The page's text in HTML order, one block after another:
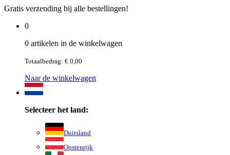
Gratis verzending bij alle bestellingen!
0
0 artikelen in de winkelwagen
Totaalbedrag: € 0,00
Naar de winkelwagen
Selecteer het land:
Duitsland
Oostenrijk